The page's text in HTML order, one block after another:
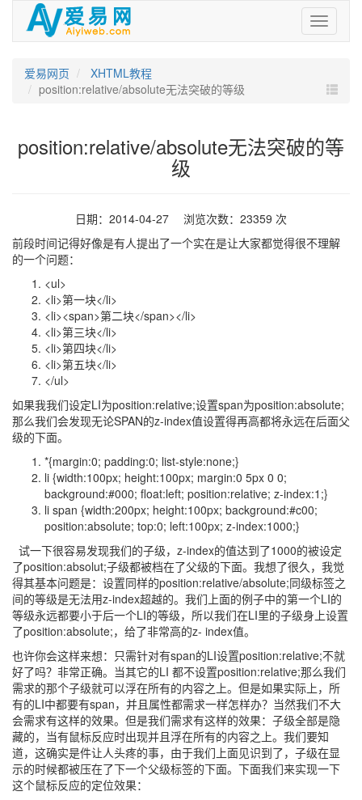
爱
易
爱易网页
XHTML教程
position:relative/absolute无法突破的等级
position:relative/absolute无法突破的等
级
日期：2014-04-27 浏览次数：23359 次
前段时间记得好像是有人提出了一个实在是让大家都觉得很不理解
的一个问题：
<ul>
<li>第一块</li>
<li><span>第二块</span></li>
<li>第三块</li>
<li>第四块</li>
<li>第五块</li>
</ul>
如果我我们设定LI为position:relative;设置span为position:absolute;
那么我们会发现无论SPAN的z-index值设置得再高都将永远在后面父
级的下面。
*{margin:0; padding:0; list-style:none;}
li {width:100px; height:100px; margin:0 5px 0 0;
background:#000; float:left; position:relative; z-index:1;}
li span {width:200px; height:100px; background:#c00;
position:absolute; top:0; left:100px; z-index:1000;}
试一下很容易发现我们的子级，z-index的值达到了1000的被设定
了position:absolut;子级都被档在了父级的下面。我想了很久，我觉
得其基本问题是：设置同样的position:relative/absolute;同级标签之
间的等级是无法用z-index超越的。我们上面的例子中的第一个LI的
等级永远都要小于后一个LI的等级，所以我们在LI里的子级身上设置
了position:absolute;，给了非常高的z- index值。
也许你会这样来想：只需针对有span的LI设置position:relative;不就
好了吗？非常正确。当其它的LI 都不设置position:relative;那么我们
需求的那个子级就可以浮在所有的内容之上。但是如果实际上，所
有的LI中都要有span，并且属性都需求一样怎样办？当然我们不大
会需求有这样的效果。但是我们需求有这样的效果：子级全部是隐
藏的，当有鼠标反应时出现并且浮在所有的内容之上。我们要知
道，这确实是件让人头疼的事，由于我们上面见识到了，子级在显
示的时候都被压在了下一个父级标签的下面。下面我们来实现一下
这个鼠标反应的定位效果：